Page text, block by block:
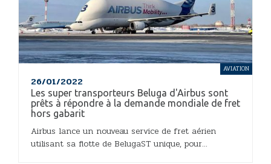
26/01/2022
Les super transporteurs Beluga d'Airbus sont
prêts à répondre à la demande mondiale de fret
hors gabarit
Airbus lance un nouveau service de fret aérien
utilisant sa flotte de BelugaST unique, pour...
AVIATION